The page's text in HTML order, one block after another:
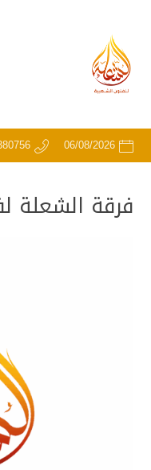
06/08/2026
فرقة الشعلة